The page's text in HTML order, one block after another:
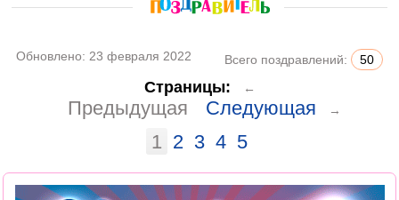
Обновлено: 23 февраля 2022 Всего поздравлений: 50
Страницы: ←
Предыдущая Следующая →
1 2 3 4 5